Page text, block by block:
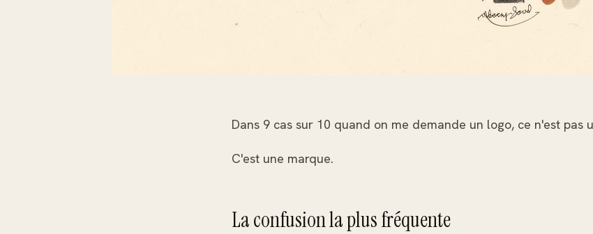
Dans 9 cas sur 10 quand on me demande un logo, ce n'est pas
C'est une marque.
La confusion la plus fréquente